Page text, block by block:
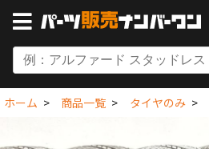
ホーム 商品一覧 タイヤのみ